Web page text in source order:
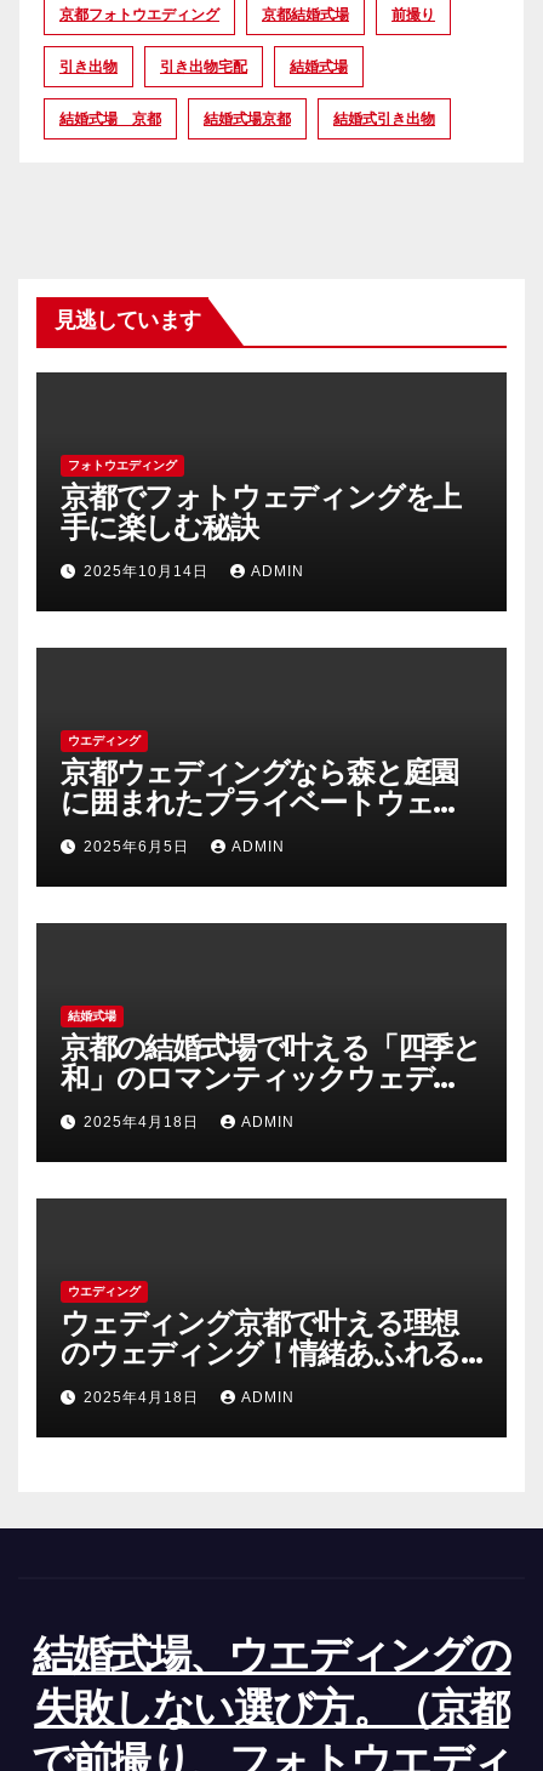
京都フォトウエディング 京都結婚式場 前撮り
引き出物 引き出物宅配 結婚式場
結婚式場 京都 結婚式場京都 結婚式引き出物
見逃しています
フォトウエディング
京都でフォトウェディングを上
手に楽しむ秘訣
2025年10月14日 ADMIN
ウエディング
京都ウェディングなら森と庭園
に囲まれたプライベートウェデ
ィング
2025年6月5日 ADMIN
結婚式場
京都の結婚式場で叶える「四季と
和」のロマンティックウェディ
ング
2025年4月18日 ADMIN
ウエディング
ウェディング京都で叶える理想
のウェディング！情緒あふれる
古都の結婚式の魅力
2025年4月18日 ADMIN
結婚式場、ウエディングの
失敗しない選び方。（京都